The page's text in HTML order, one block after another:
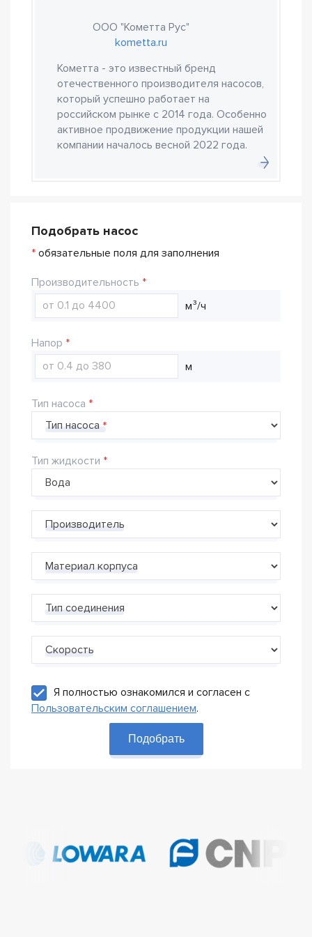
ООО "Кометта Рус"
kometta.ru
Кометта - это известный бренд
отечественного производителя насосов,
который успешно работает на
российском рынке с 2014 года. Особенно
активное продвижение продукции нашей
компании началось весной 2022 года.
Подобрать насос
* обязательные поля для заполнения
Производительность
м³/ч
Напор
м
Тип насоса
Тип насоса
Тип жидкости
Производитель
Материал корпуса
Тип соединения
Скорость
Я полностью ознакомился и согласен с
Пользовательским соглашением.
Подобрать